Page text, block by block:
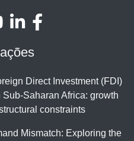
Direct Investment (FDI)
Saharan Africa: growth
constraints
Mismatch: Exploring the